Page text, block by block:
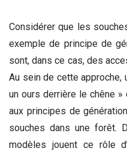
Considérer que les
exemple de principe de
sont, dans ce cas, des
Au sein de cette
un ours derrière le chêne »
aux principes de
souches dans une forêt.
modèles jouent ce rôle